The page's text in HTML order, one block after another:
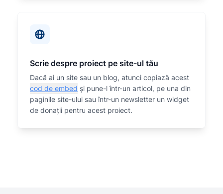
Scrie despre proiect pe site-ul tău
Dacă ai un site sau un blog, atunci copiază acest
cod de embed și pune-l într-un articol, pe una din
paginile site-ului sau într-un newsletter un widget
de donații pentru acest proiect.